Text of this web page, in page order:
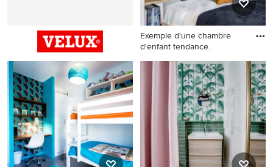
Exemple d'une chambre
d'enfant tendance.
Exemple d'une chambre
d'enfant tendance.